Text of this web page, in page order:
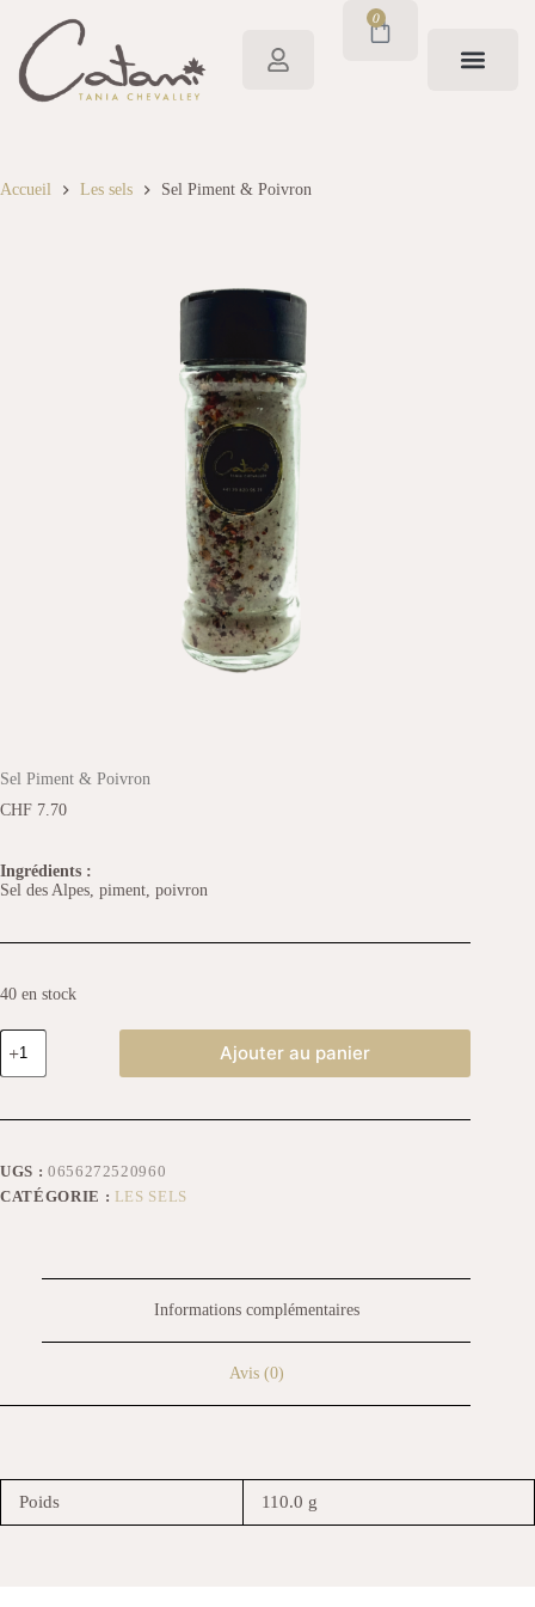
0
Accueil Les sels Sel Piment & Poivron
Sel Piment & Poivron
CHF 7.70
Ingrédients :
Sel des Alpes, piment, poivron
40 en stock
Ajouter au panier
UGS : 0656272520960
CATÉGORIE : LES SELS
Informations complémentaires
Avis (0)
Poids 110.0 g